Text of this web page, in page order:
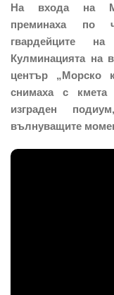
На входа на
преминаха по
гвардейците
Кулминацията на
център „Морско
снимаха с
изграден
вълнуващите